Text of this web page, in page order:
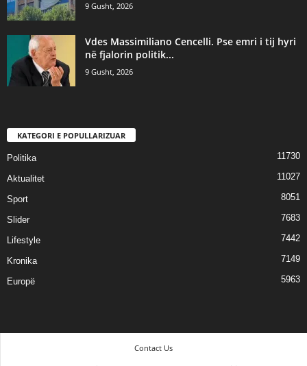
9 Gusht, 2026
Vdes Massimiliano Cencelli. Pse emri i tij hyri
në fjalorin politik...
9 Gusht, 2026
KATEGORI E POPULLARIZUAR
Politika 11730
Aktualitet 11027
Sport 8051
Slider 7683
Lifestyle 7442
Kronika 7149
Europë 5963
Contact Us